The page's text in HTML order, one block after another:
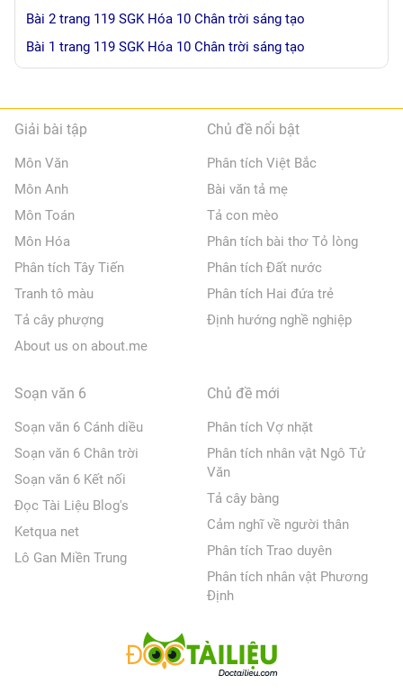
Bài 2 trang 119 SGK Hóa 10 Chân trời sáng tạo
Bài 1 trang 119 SGK Hóa 10 Chân trời sáng tạo
Giải bài tập
Môn Văn
Môn Anh
Môn Toán
Môn Hóa
Phân tích Tây Tiến
Tranh tô màu
Tả cây phượng
About us on about.me
Chủ đề nổi bật
Phân tích Việt Bắc
Bài văn tả mẹ
Tả con mèo
Phân tích bài thơ Tỏ lòng
Phân tích Đất nước
Phân tích Hai đứa trẻ
Định hướng nghề nghiệp
Soạn văn 6
Soạn văn 6 Cánh diều
Soạn văn 6 Chân trời
Soạn văn 6 Kết nối
Đọc Tài Liệu Blog's
Ketqua net
Lô Gan Miền Trung
Chủ đề mới
Phân tích Vợ nhặt
Phân tích nhân vật Ngô Tử
Văn
Tả cây bàng
Cảm nghĩ về người thân
Phân tích Trao duyên
Phân tích nhân vật Phương
Định